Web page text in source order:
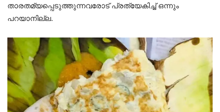
താരതമ്യപ്പെടുത്തുന്നവരോട് പ്രത്യേകിച്ച് ഒന്നും
പറയാനില്ല.